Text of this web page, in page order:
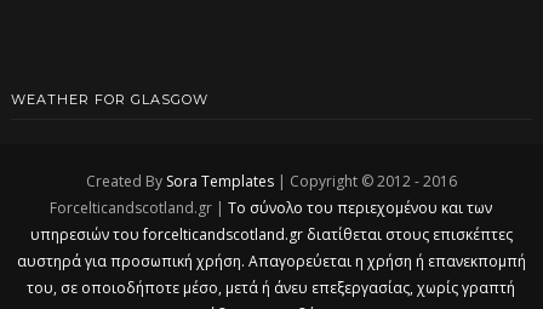
WEATHER FOR GLASGOW
Created By Sora Templates| Copyright © 2012 - 2016
Forcelticandscotland.gr |Το σύνολο του περιεχομένου και των
υπηρεσιών του forcelticandscotland.gr διατίθεται στους επισκέπτες
αυστηρά για προσωπική χρήση. Απαγορεύεται η χρήση ή επανεκπομπή
του, σε οποιοδήποτε μέσο, μετά ή άνευ επεξεργασίας, χωρίς γραπτή